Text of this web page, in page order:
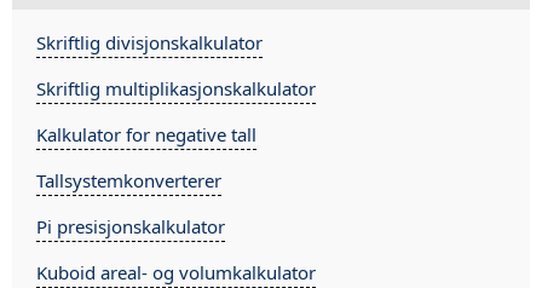
Skriftlig divisjonskalkulator
Skriftlig multiplikasjonskalkulator
Kalkulator for negative tall
Tallsystemkonverterer
Pi presisjonskalkulator
Kuboid areal- og volumkalkulator